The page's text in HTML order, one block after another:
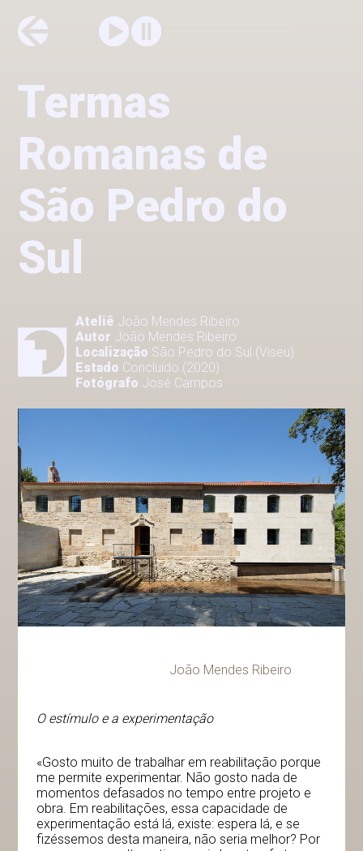
Termas
Romanas de
São Pedro do
Sul
Ateliê João Mendes Ribeiro
Autor João Mendes Ribeiro
Localização São Pedro do Sul (Viseu)
Estado Concluído (2020)
Fotógrafo José Campos
João Mendes Ribeiro
O estímulo e a experimentação
«Gosto muito de trabalhar em reabilitação porque
me permite experimentar. Não gosto nada de
momentos defasados no tempo entre projeto e
obra. Em reabilitações, essa capacidade de
experimentação está lá, existe: espera lá, e se
fizéssemos desta maneira, não seria melhor? Por